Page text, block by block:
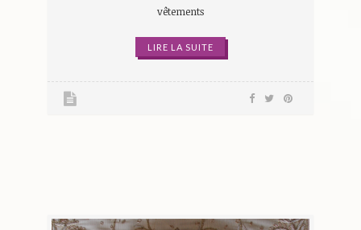
vêtements
LIRE LA SUITE